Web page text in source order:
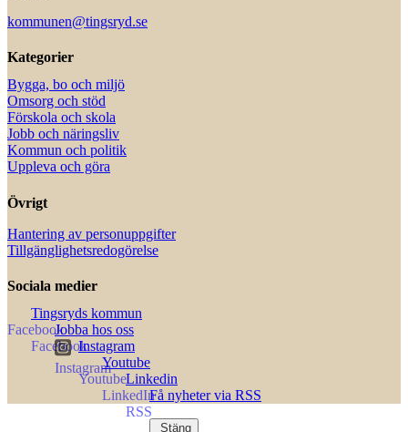
kommunen@tingsryd.se
Kategorier
Bygga, bo och miljö
Omsorg och stöd
Förskola och skola
Jobb och näringsliv
Kommun och politik
Uppleva och göra
Övrigt
Hantering av personuppgifter
Tillgänglighetsredogörelse
Sociala medier
Tingsryds kommun
Jobba hos oss
Instagram
Youtube
Linkedin
Få nyheter via RSS
Stäng